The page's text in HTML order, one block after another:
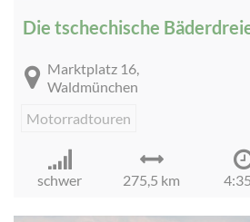
Die tschechische
Marktplatz 16,
Waldmünchen
Motorradtouren
schwer 275,5 km